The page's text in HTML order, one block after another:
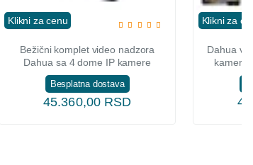
Klikni za cenu
Bežični komplet video nadzora
Dahua sa 4 dome IP kamere
Besplatna dostava
45.360,00 RSD
Klikni za
Dahua
kamere